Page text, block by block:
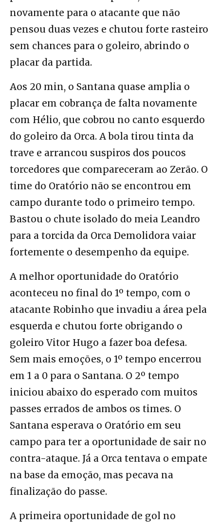
novamente para o atacante que não
pensou duas vezes e chutou forte rasteiro
sem chances para o goleiro, abrindo o
placar da partida.
Aos 20 min, o Santana quase amplia o
placar em cobrança de falta novamente
com Hélio, que cobrou no canto esquerdo
do goleiro da Orca. A bola tirou tinta da
trave e arrancou suspiros dos poucos
torcedores que compareceram ao Zerão. O
time do Oratório não se encontrou em
campo durante todo o primeiro tempo.
Bastou o chute isolado do meia Leandro
para a torcida da Orca Demolidora vaiar
fortemente o desempenho da equipe.
A melhor oportunidade do Oratório
aconteceu no final do 1º tempo, com o
atacante Robinho que invadiu a área pela
esquerda e chutou forte obrigando o
goleiro Vitor Hugo a fazer boa defesa.
Sem mais emoções, o 1º tempo encerrou
em 1 a 0 para o Santana. O 2º tempo
iniciou abaixo do esperado com muitos
passes errados de ambos os times. O
Santana esperava o Oratório em seu
campo para ter a oportunidade de sair no
contra-ataque. Já a Orca tentava o empate
na base da emoção, mas pecava na
finalização do passe.
A primeira oportunidade de gol no